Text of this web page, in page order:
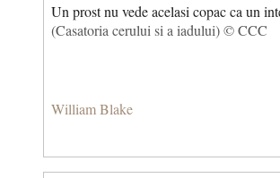
Un prost nu vede acelasi copac ca un
(Casatoria cerului si a iadului) © CCC
William Blake